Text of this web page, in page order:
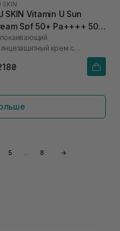
SKIN
SKIN Vitamin U Sun
Spf 50+ Pa++++ 50
крем с
5 … 8 →